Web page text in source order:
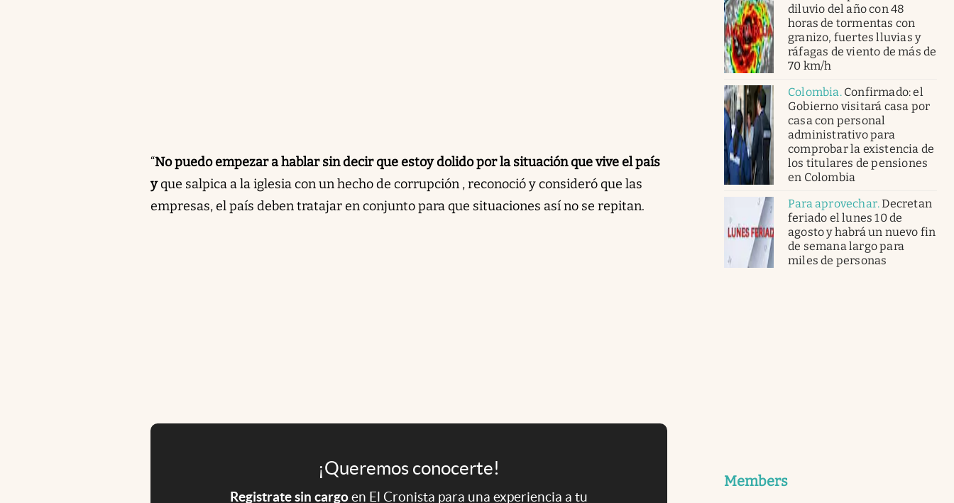
“No puedo empezar a hablar sin decir que estoy dolido por la situación que vive el país
yque salpica a la iglesia con un hecho de corrupción , reconoció y consideró que las
empresas, el país deben tratajar en conjunto para que situaciones así no se repitan.
¡Queremos conocerte!
Registrate sin cargoen El Cronista para una experiencia a tu
diluvio del año con 48
horas de tormentas con
granizo, fuertes lluvias y
ráfagas de viento de más de
70 km/h
Colombia. Confirmado: el
Gobierno visitará casa por
casa con personal
administrativo para
comprobar la existencia de
los titulares de pensiones
en Colombia
Para aprovechar.Decretan
feriado el lunes 10 de
agosto y habrá un nuevo fin
de semana largo para
miles de personas
Members